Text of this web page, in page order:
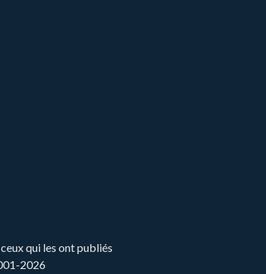
qui les ont publiés
2026